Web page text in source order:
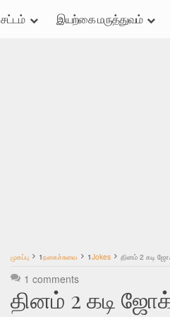
சட்டம் இயற்கை மருத்துவம்
முகப்பு 1நகைச்சுவை 1Jokes தினம் 2 கடி
1 comments
தினம் 2 கடி